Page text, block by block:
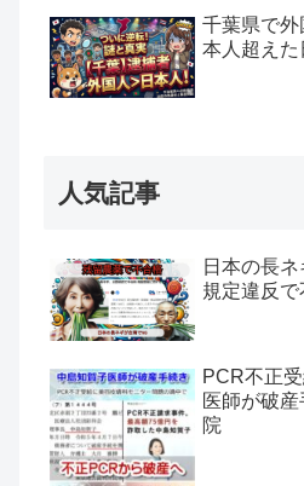
千葉県で外
本人超えた
人気記事
日本の長
規定違反
PCR不正
医師が破
院